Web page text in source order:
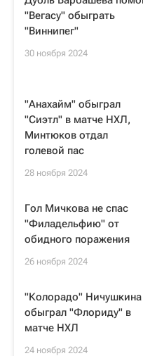
"Вегасу" обыграть
"Виннипег"
30 ноября 2024
"Анахайм" обыграл
"Сиэтл" в матче НХЛ,
Минтюков отдал
голевой пас
28 ноября 2024
Гол Мичкова не спас
"Филадельфию" от
обидного поражения
26 ноября 2024
"Колорадо" Ничушкина
обыграл "Флориду" в
матче НХЛ
24 ноября 2024